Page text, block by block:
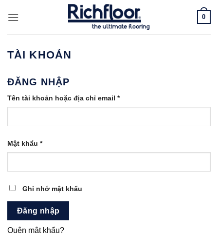
qua
0
TÀI KHOẢN
ĐĂNG NHẬP
Tên tài khoản hoặc địa chỉ email *Bắt
buộc
Mật khẩu *Bắt
buộc
Ghi nhớ mật khẩu
Đăng nhập
Quên mật khẩu?